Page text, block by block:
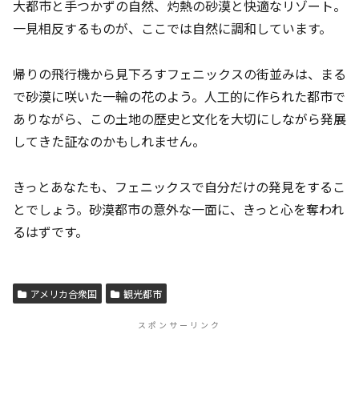
大都市と手つかずの自然、灼熱の砂漠と快適なリゾート。
一見相反するものが、ここでは自然に調和しています。
帰りの飛行機から見下ろすフェニックスの街並みは、まる
で砂漠に咲いた一輪の花のよう。人工的に作られた都市で
ありながら、この土地の歴史と文化を大切にしながら発展
してきた証なのかもしれません。
きっとあなたも、フェニックスで自分だけの発見をするこ
とでしょう。砂漠都市の意外な一面に、きっと心を奪われ
るはずです。
アメリカ合衆国 観光都市
スポンサーリンク